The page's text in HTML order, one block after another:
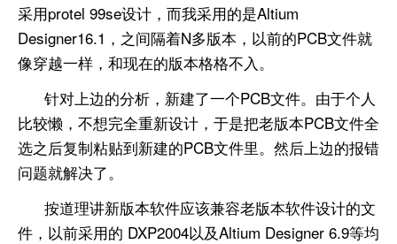
采用protel 99se设计，而我采用的是Altium
Designer16.1，之间隔着N多版本，以前的PCB文件就
像穿越一样，和现在的版本格格不入。
针对上边的分析，新建了一个PCB文件。由于个人
比较懒，不想完全重新设计，于是把老版本PCB文件全
选之后复制粘贴到新建的PCB文件里。然后上边的报错
问题就解决了。
按道理讲新版本软件应该兼容老版本软件设计的文
件，以前采用的 DXP2004以及Altium Designer 6.9等均